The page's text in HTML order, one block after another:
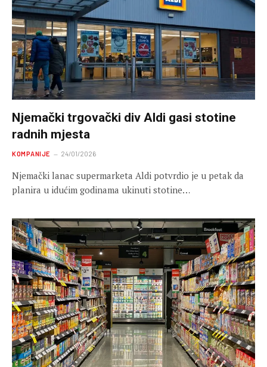
Njemački trgovački div Aldi gasi stotine
radnih mjesta
KOMPANIJE 24/01/2026
Njemački lanac supermarketa Aldi potvrdio je u petak da
planira u idućim godinama ukinuti stotine…